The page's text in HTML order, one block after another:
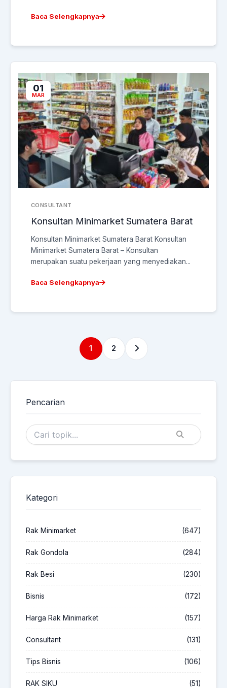
Baca Selengkapnya
01
MAR
CONSULTANT
Konsultan Minimarket Sumatera Barat
Konsultan Minimarket Sumatera Barat Konsultan
Minimarket Sumatera Barat – Konsultan
merupakan suatu pekerjaan yang menyediakan...
Baca Selengkapnya
1 2
Pencarian
Kategori
Rak Minimarket (647)
Rak Gondola (284)
Rak Besi (230)
Bisnis (172)
Harga Rak Minimarket (157)
Consultant (131)
Tips Bisnis (106)
RAK SIKU (51)